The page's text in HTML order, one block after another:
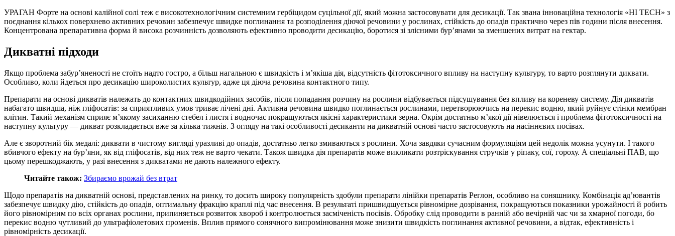
УРАГАН Форте на основі калійної солі теж є високотехнологічним системним гербіцидом суцільної дії, який можна застосовувати для десикації. Так звана інноваційна технологія «HI TECH» з
поєднання кількох поверхнево активних речовин забезпечує швидке поглинання та розподілення діючої речовини у рослинах, стійкість до опадів практично через пів години після внесення.
Концентрована препаративна форма й висока розчинність дозволяють ефективно проводити десикацію, боротися зі злісними бур’янами за зменшених витрат на гектар.
Дикватні підходи
Якщо проблема забур’я­не­нос­ті не стоїть надто гостро, а більш нагальною є швидкість і м’якіша дія, відсутність фітотоксичного впливу на наступну культуру, то варто розглянути диквати.
Особливо, коли йдеться про десикацію широколистих культур, адже ця діюча речовина контактного типу.
Препарати на основі дикватів належать до контактних швидкодійних засобів, після попадання розчину на рослини відбувається підсушування без впливу на кореневу систему. Дія дикватів
набагато швидша, ніж гліфосатів: за сприятливих умов триває лічені дні. Активна речовина швидко поглинається рослинами, перетворюючись на перекис водню, який руйнує стінки мембран
клітин. Такий механізм сприяє м’якому засиханню стебел і листя і водночас покращуються якісні характеристики зерна. Окрім достатньо м’якої дії нівелюється і проблема фітотоксичності на
наступну культуру — дикват розкладається вже за кілька тижнів. З огляду на такі особливості десиканти на дикватній основі часто застосовують на насіннєвих посівах.
Але є зворотний бік медалі: диквати в чистому вигляді уразливі до опадів, достатньо легко змиваються з рослини. Хоча завдяки сучасним формуляціям цей недолік можна усунути. І такого
вбивчого ефекту на бур’яни, як від гліфосатів, від них теж не варто чекати. Також швидка дія препаратів може викликати розтріскування стручків у ріпаку, сої, гороху. А спеціальні ПАВ, що
цьому перешкоджають, у разі внесення з дикватами не дають належного ефекту.
Читайте також: Збираємо врожай без втрат
Щодо препаратів на дикватній основі, представлених на ринку, то досить широку популярність здобули препарати лінійки препаратів Реглон, особливо на соняшнику. Комбінація ад’ювантів
забезпечує швидку дію, стійкість до опадів, оптимальну фракцію краплі під час внесення. В результаті пришвидшується рівномірне дозрівання, покращуються показники урожайності й робить
його рівномірним по всіх органах рослини, припиняється розвиток хвороб і контролюється засміченість посівів. Обробку слід проводити в ранній або вечірній час чи за хмарної погоди, бо
перекис водню чутливий до ультрафіолетових променів. Вплив прямого сонячного випромінювання може знизити швидкість поглинання активної речовини, а відтак, ефективність і
рівномірність десикації.